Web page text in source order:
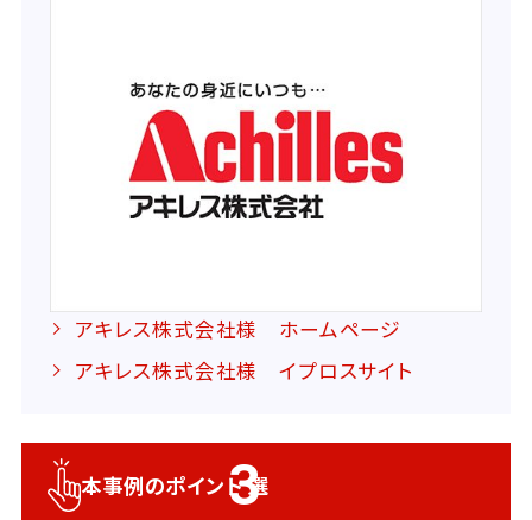
アキレス株式会社様 ホームページ
アキレス株式会社様 イプロスサイト
本事例のポイント3
選